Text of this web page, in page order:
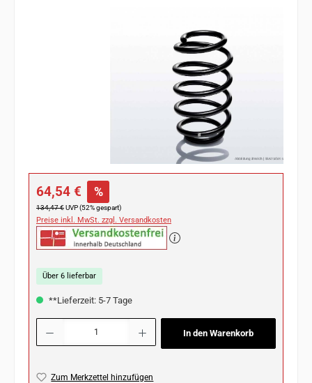
Verkaufspreis:
64,54 € %
Regulärer Preis:
134,47 €UVP (52% gespart)
Preise inkl. MwSt. zzgl. Versandkosten
Über 6 lieferbar
**Lieferzeit: 5-7 Tage
Produkt Anzahl: Gib den gewünschten Wert ein oder benutze die Schaltflächen
In den Warenkorb
Zum Merkzettel hinzufügen